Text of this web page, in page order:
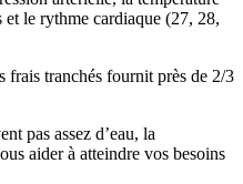
et le rythme cardiaque (27, 28,
frais tranchés fournit près de 2/3
pas assez d’eau, la
aider à atteindre vos besoins